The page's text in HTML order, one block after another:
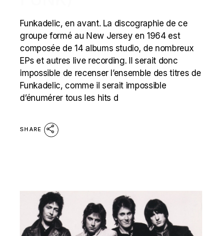
Funkadelic, en avant. La discographie de ce
groupe formé au New Jersey en 1964 est
composée de 14 albums studio, de nombreux
EPs et autres live recording. Il serait donc
impossible de recenser l’ensemble des titres de
Funkadelic, comme il serait impossible
d’énumérer tous les hits d
SHARE